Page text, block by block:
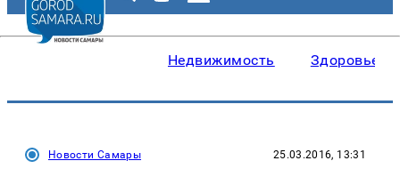
Недвижимость Здоровье
Новости Самары 25.03.2016, 13:31